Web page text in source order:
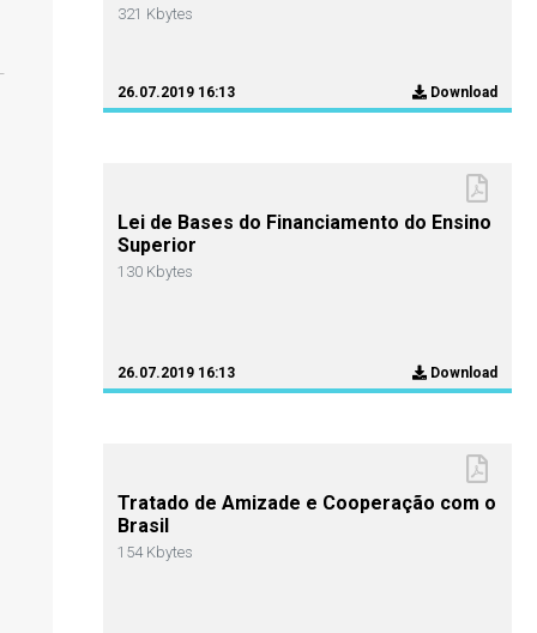
321 Kbytes
26.07.2019 16:13 Download
Lei de Bases do Financiamento do Ensino
Superior
130 Kbytes
26.07.2019 16:13 Download
Tratado de Amizade e Cooperação com o
Brasil
154 Kbytes